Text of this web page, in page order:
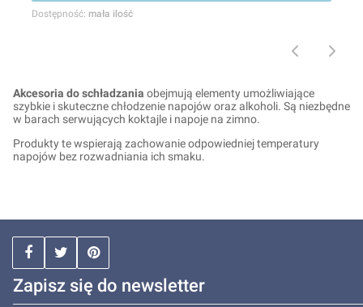
Dostępność: mała ilość
Akcesoria do schładzania obejmują elementy umożliwiające
szybkie i skuteczne chłodzenie napojów oraz alkoholi. Są niezbędne
w barach serwujących koktajle i napoje na zimno.
Produkty te wspierają zachowanie odpowiedniej temperatury
napojów bez rozwadniania ich smaku.
Zapisz się do newsletter